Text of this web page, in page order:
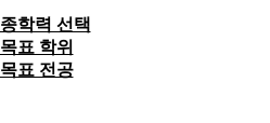
학력 선택
표 학위
표 전공